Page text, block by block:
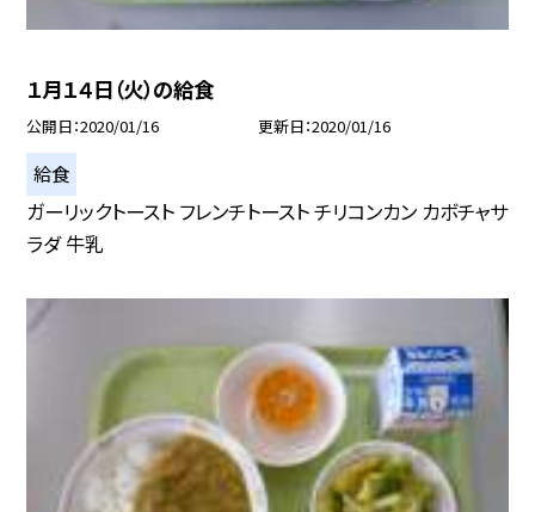
１月１４日（火）の給食
公開日 2020/01/16 更新日 2020/01/16
給食
ガーリックトースト フレンチトースト チリコンカン カボチャサ
ラダ 牛乳